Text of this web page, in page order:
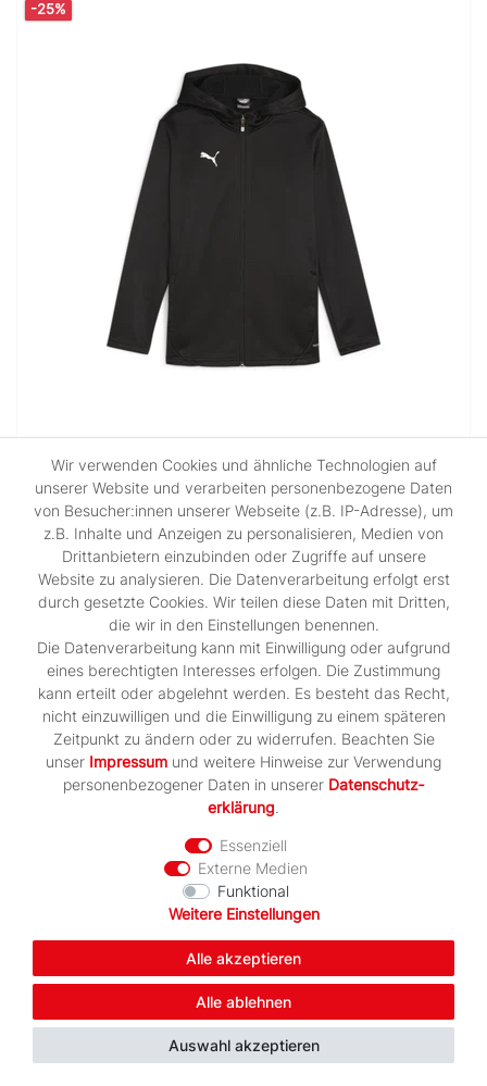
-25%
Puma teamFINAL Training Fleece Jkt
UVP 89,95 €
67,46 € *
Artikel anzeigen
Versandkosten
Wir verwenden Cookies und ähnliche Technologien auf
unserer Website und verarbeiten personenbezogene Daten
von Besucher:innen unserer Webseite (z.B. IP-Adresse), um
z.B. Inhalte und Anzeigen zu personalisieren, Medien von
Drittanbietern einzubinden oder Zugriffe auf unsere
Website zu analysieren. Die Datenverarbeitung erfolgt erst
durch gesetzte Cookies. Wir teilen diese Daten mit Dritten,
die wir in den Einstellungen benennen.
Die Datenverarbeitung kann mit Einwilligung oder aufgrund
eines berechtigten Interesses erfolgen. Die Zustimmung
kann erteilt oder abgelehnt werden. Es besteht das Recht,
nicht einzuwilligen und die Einwilligung zu einem späteren
Zeitpunkt zu ändern oder zu widerrufen. Beachten Sie
unser Impressum und weitere Hinweise zur Verwendung
personenbezogener Daten in unserer Daten­schutz­
erklärung.
Essenziell
Externe Medien
Funktional
Weitere Einstellungen
Alle akzeptieren
Alle ablehnen
Auswahl akzeptieren